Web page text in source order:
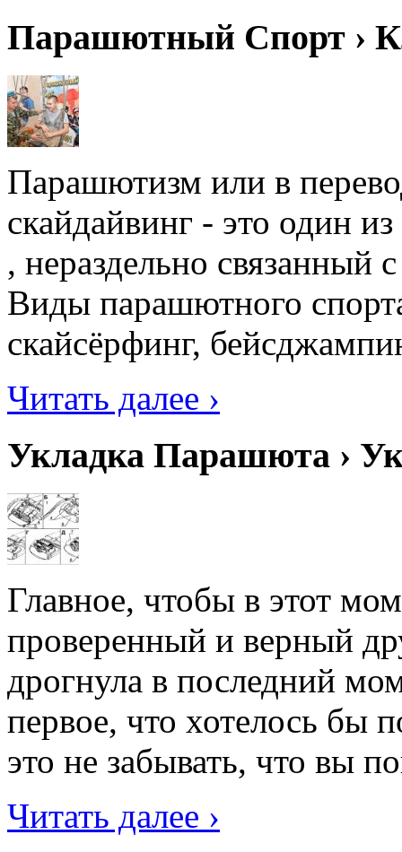
Парашютный Спорт ›
Парашютизм или в
скайдайвинг - это один
, нераздельно
Виды парашютного
скайсёрфинг,
Читать далее ›
Укладка Парашюта ›
Главное, чтобы в этот
проверенный и верный
дрогнула в последний
первое, что хотелось бы
это не забывать, что вы
Читать далее ›